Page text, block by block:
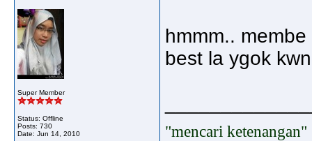
Super Member
Status: Offline
Posts: 730
Date: Jun 14, 2010
hmmm..
best la ygok
"mencari ketenangan"